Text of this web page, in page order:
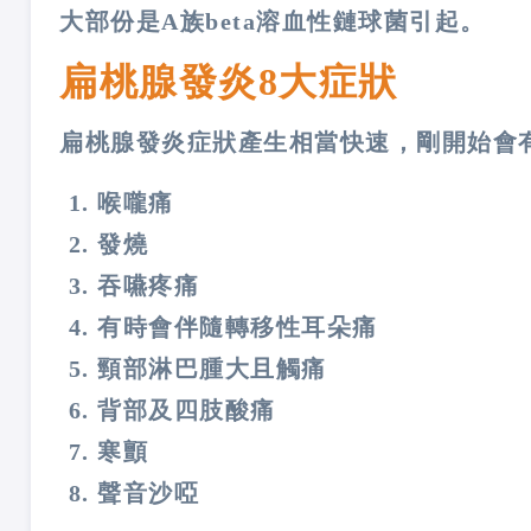
大部份是A族beta溶血性鏈球菌引起。
扁桃腺發炎8大症狀
扁桃腺發炎症狀產生相當快速，剛開始會
喉嚨痛
發燒
吞嚥疼痛
有時會伴隨轉移性耳朵痛
頸部淋巴腫大且觸痛
背部及四肢酸痛
寒顫
聲音沙啞